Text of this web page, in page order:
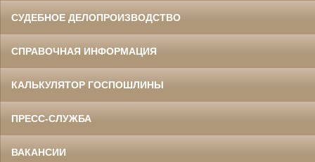
СУДЕБНОЕ ДЕЛОПРОИЗВОДСТВО
СПРАВОЧНАЯ ИНФОРМАЦИЯ
КАЛЬКУЛЯТОР ГОСПОШЛИНЫ
ПРЕСС-СЛУЖБА
ВАКАНСИИ